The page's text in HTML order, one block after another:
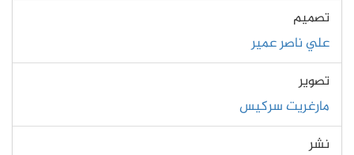
تصميم
علي ناصر عمير
تصوير
مارغريت سركيس
نشر